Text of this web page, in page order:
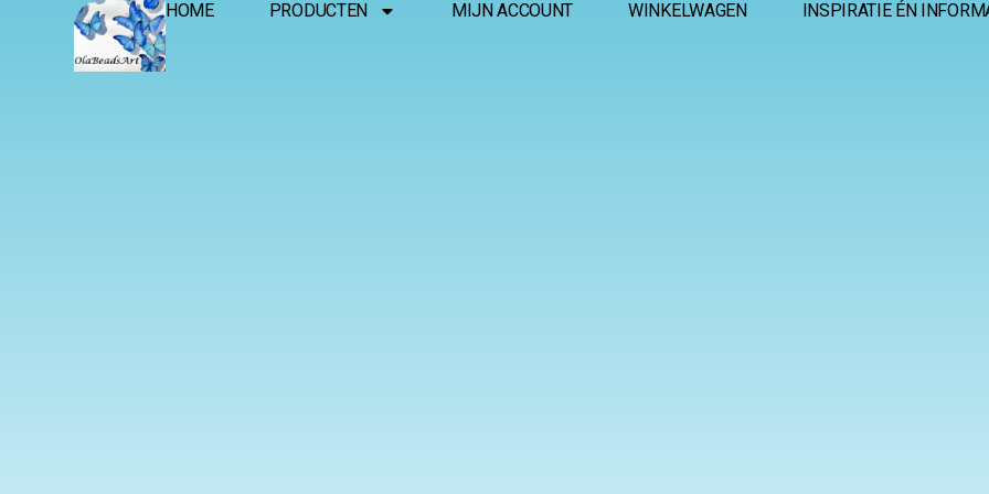
HOME PRODUCTEN MIJN ACCOUNT WINKELWAGEN INSPIRATIE ÉN